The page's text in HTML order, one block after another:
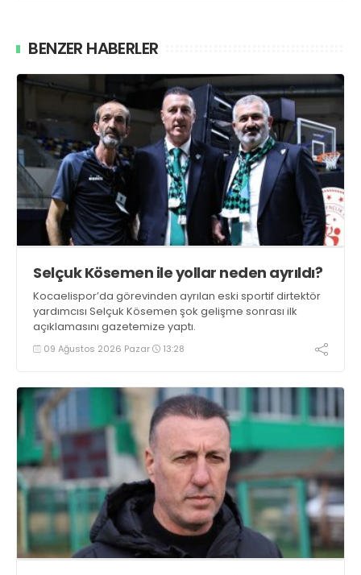
BENZER HABERLER
Selçuk Kösemen ile yollar neden ayrıldı?
Kocaelispor’da görevinden ayrılan eski sportif dirtektör
yardımcısı Selçuk Kösemen şok gelişme sonrası ilk
açıklamasını gazetemize yaptı.
09 Ağustos 2026 Pazar 13:28